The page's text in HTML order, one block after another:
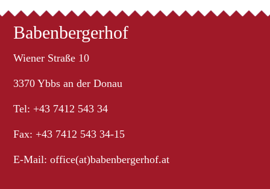
Babenbergerhof
Wiener Straße 10
3370 Ybbs an der Donau
Tel: +43 7412 543 34
Fax: +43 7412 543 34-15
E-Mail:office(at)babenbergerhof.at